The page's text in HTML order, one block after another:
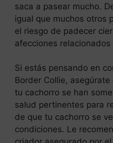
saca a pasear mucho.
igual que muchos otros
el riesgo de padecer
afecciones relacionados
Si estás pensando en
Border Collie,
tu cachorro se han
salud pertinentes para
de que tu cachorro se
condiciones. Le